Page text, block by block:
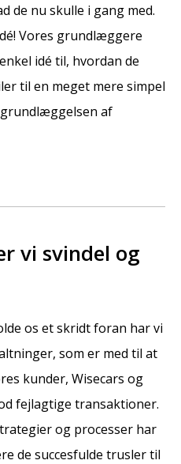
de nu skulle i gang med.
Vores grundlæggere
idé til, hvordan de
til en meget mere simpel
af
vi svindel og
os et skridt foran har vi
som er med til at
kunder, Wisecars og
fejlagtige transaktioner.
og processer har
de succesfulde trusler til